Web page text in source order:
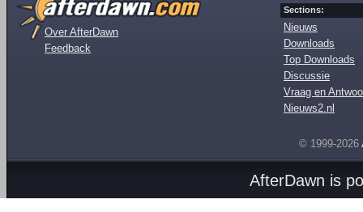
Over AfterDawn
Feedback
Sections:
Nieuws
Downloads
Top Downloads
Discussie
Vraag en
Nieuws2.nl
© 1999-2026
AfterDawn is